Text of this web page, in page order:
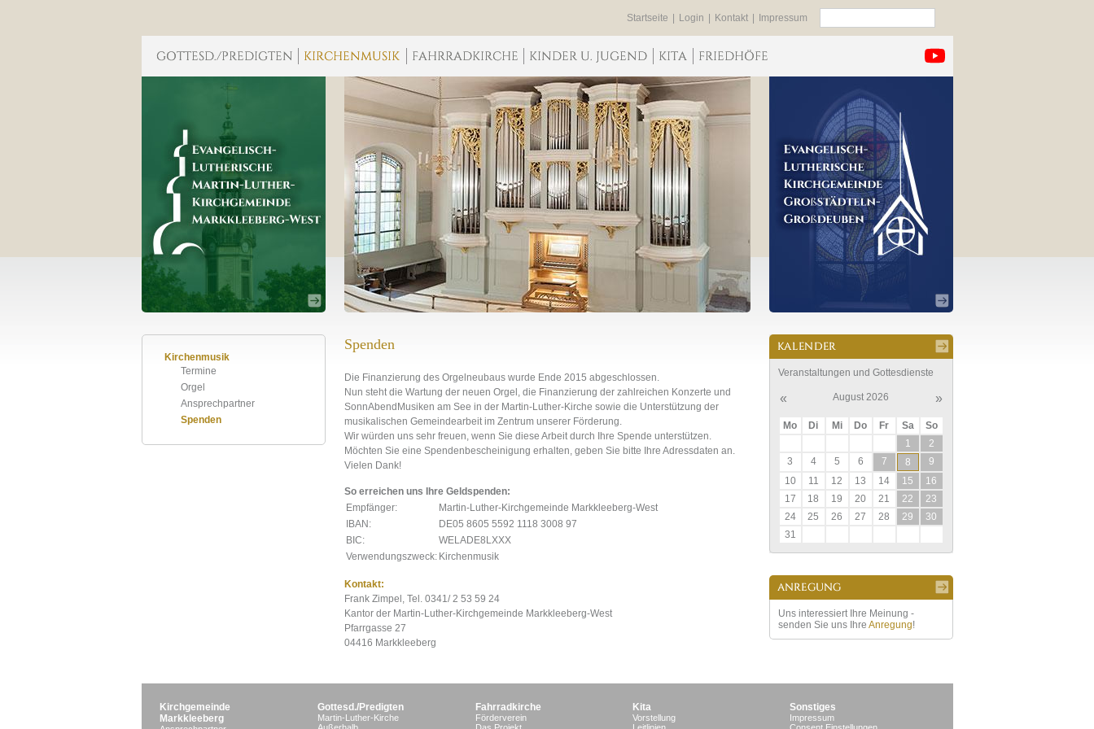
Startseite Login Kontakt Impressum
Kirchenmusik
Termine
Orgel
Ansprechpartner
Spenden
Spenden
Die Finanzierung des Orgelneubaus wurde Ende 2015 abgeschlossen.
Nun steht die Wartung der neuen Orgel, die Finanzierung der zahlreichen Konzerte und
SonnAbendMusiken am See in der Martin-Luther-Kirche sowie die Unterstützung der
musikalischen Gemeindearbeit im Zentrum unserer Förderung.
Wir würden uns sehr freuen, wenn Sie diese Arbeit durch Ihre Spende unterstützen.
Möchten Sie eine Spendenbescheinigung erhalten, geben Sie bitte Ihre Adressdaten an.
Vielen Dank!
So erreichen uns Ihre Geldspenden:
Empfänger:
Martin-Luther-Kirchgemeinde Markkleeberg-West
IBAN:
DE05 8605 5592 1118 3008 97
BIC:
WELADE8LXXX
Verwendungszweck: Kirchenmusik
Kontakt:
Frank Zimpel, Tel. 0341/ 2 53 59 24
Kantor der Martin-Luther-Kirchgemeinde Markkleeberg-West
Pfarrgasse 27
04416 Markkleeberg
Veranstaltungen und Gottesdienste
« August 2026 »
Mo Di Mi Do Fr Sa
So
1
2
3
4 5 6 7 8
9
10
11 12 13 14 15
16
17
18 19 20 21 22
23
24
25 26 27 28 29
30
31
Uns interessiert Ihre Meinung -
senden Sie uns Ihre Anregung!
Kirchgemeinde
Markkleeberg
Gottesd./Predigten
Martin-Luther-Kirche
Fahrradkirche
Förderverein
Kita
Vorstellung
Sonstiges
Impressum